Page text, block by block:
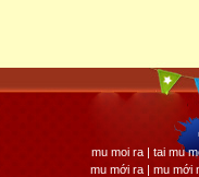
mu moi ra | tai mu
mu mới ra | mu mới